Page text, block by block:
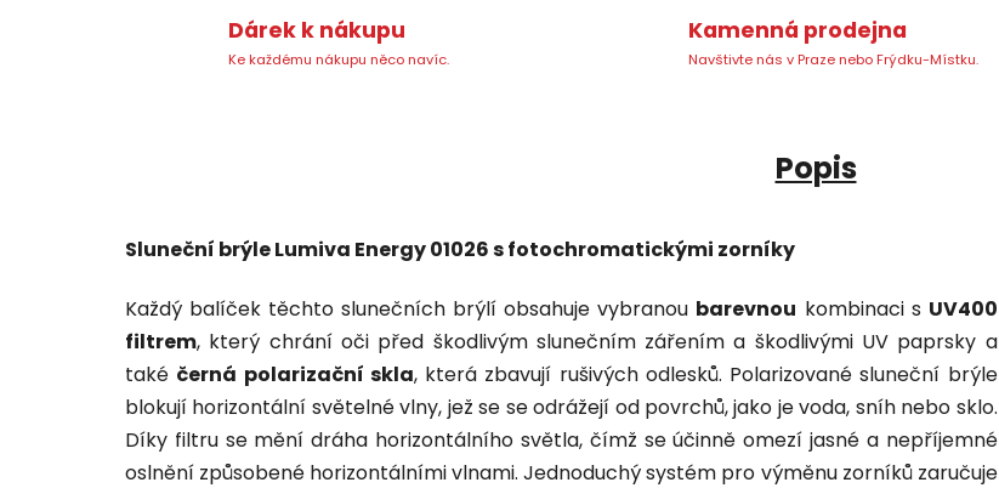
Dárek k nákupu
Ke každému nákupu něco navíc.
Kamenná prodejna
Navštivte nás v Praze nebo Frýdku-Místku.
Popis
Sluneční brýle Lumiva Energy 01026 s fotochromatickými zorníky
Každý balíček těchto slunečních brýlí obsahuje vybranou barevnou kombinaci s UV400
filtrem, který chrání oči před škodlivým slunečním zářením a škodlivými UV paprsky a
také černá polarizační skla, která zbavují rušivých odlesků. Polarizované sluneční brýle
blokují horizontální světelné vlny, jež se se odrážejí od povrchů, jako je voda, sníh nebo sklo.
Díky filtru se mění dráha horizontálního světla, čímž se účinně omezí jasné a nepříjemné
oslnění způsobené horizontálními vlnami. Jednoduchý systém pro výměnu zorníků zaručuje